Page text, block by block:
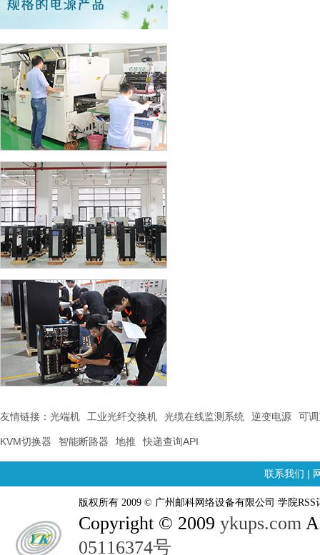
友情链接： 光端机 工业光纤交换机 光缆在线监测系统 逆变电源 可
KVM切换器 智能断路器 地推 快递查询API
联系我们 |
版权所有 2009 © 广州邮科网络设备有限公司 学院RSS
Copyright © 2009 ykups.com
05116374号